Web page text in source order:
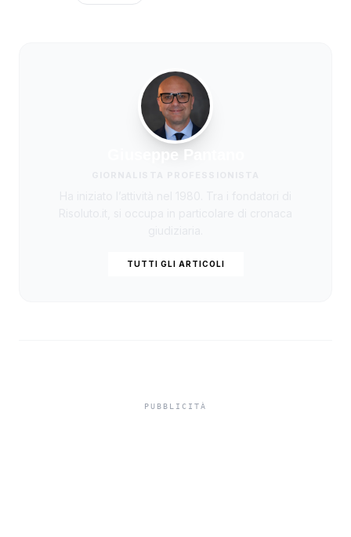
Giuseppe Pantano
TUTTI GLI ARTICOLI